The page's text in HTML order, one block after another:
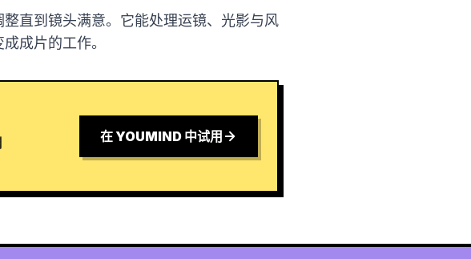
直到镜头满意。它能处理运镜、光影与风
成片的工作。
在 YOUMIND 中试用